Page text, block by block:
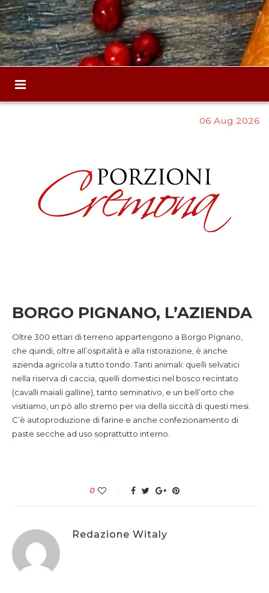
06 Aug 2026
BORGO PIGNANO, L’AZIENDA
Oltre 300 ettari di terreno appartengono a Borgo Pignano,
che quindi, oltre all’ospitalità e alla ristorazione, è anche
azienda agricola a tutto tondo. Tanti animali: quelli selvatici
nella riserva di caccia, quelli domestici nel bosco recintato
(cavalli maiali galline), tanto seminativo, e un bell’orto che
visitiamo, un pò allo stremo per via della siccità di questi mesi.
C’è autoproduzione di farine e anche confezionamento di
paste secche ad uso soprattutto interno.
0
Redazione Witaly